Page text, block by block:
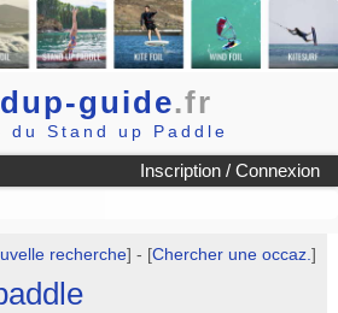
guide.fr
du Stand up Paddle
Inscription / Connexion
recherche] - [Chercher une occaz.]